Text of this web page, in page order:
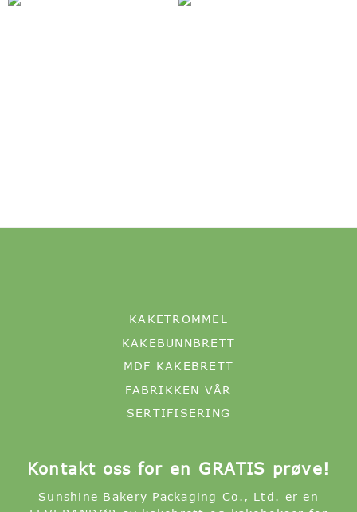
KAKETROMMEL
KAKEBUNNBRETT
MDF KAKEBRETT
FABRIKKEN VÅR
SERTIFISERING
Kontakt oss for en GRATIS prøve!
Sunshine Bakery Packaging Co., Ltd. er en